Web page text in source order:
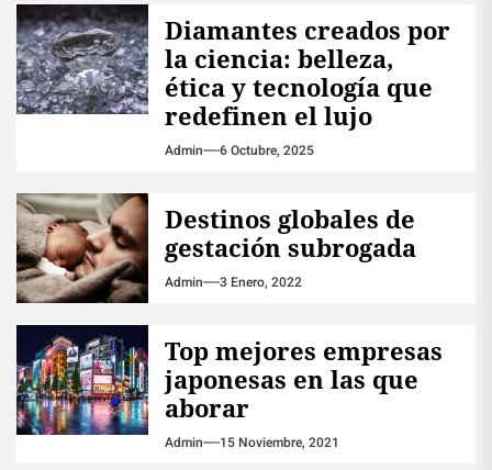
Diamantes creados por
la ciencia: belleza,
ética y tecnología que
redefinen el lujo
Admin 6 Octubre, 2025
Destinos globales de
gestación subrogada
Admin 3 Enero, 2022
Top mejores empresas
japonesas en las que
aborar
Admin 15 Noviembre, 2021